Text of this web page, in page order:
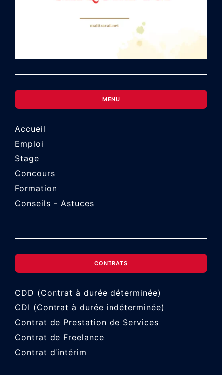
MENU
Accueil
Emploi
Stage
Concours
Formation
Conseils – Astuces
CONTRATS
CDD (Contrat à durée déterminée)
CDI (Contrat à durée indéterminée)
Contrat de Prestation de Services
Contrat de Freelance
Contrat d’intérim